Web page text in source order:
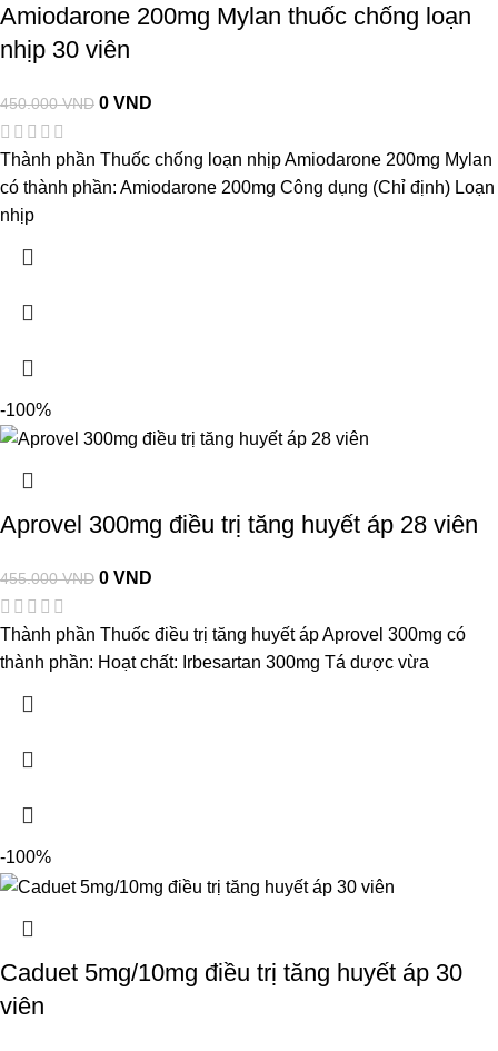
Amiodarone 200mg Mylan thuốc chống loạn
nhịp 30 viên
450.000VND 0VND
Thành phần Thuốc chống loạn nhịp Amiodarone 200mg Mylan
có thành phần: Amiodarone 200mg Công dụng (Chỉ định) Loạn
nhịp
-100%
Aprovel 300mg điều trị tăng huyết áp 28 viên
455.000VND 0VND
Thành phần Thuốc điều trị tăng huyết áp Aprovel 300mg có
thành phần: Hoạt chất: Irbesartan 300mg Tá dược vừa
-100%
Caduet 5mg/10mg điều trị tăng huyết áp 30
viên